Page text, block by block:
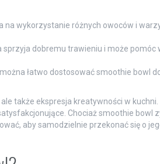
wykorzystanie różnych owoców i
sprzyja dobremu trawieniu i może pomóc
łatwo dostosować smoothie bowl
także ekspresja kreatywności w
Chociaż smoothie bowl
aby samodzielnie przekonać się o